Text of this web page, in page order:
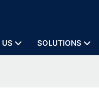
SOLUTIONS